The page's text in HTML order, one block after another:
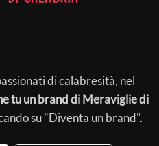
di calabresità, nel
tu un brand di Meraviglie di
su "Diventa un brand".